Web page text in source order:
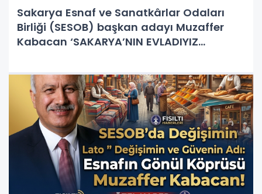
Sakarya Esnaf ve Sanatkârlar Odaları
Birliği (SESOB) başkan adayı Muzaffer
Kabacan ‘SAKARYA’NIN EVLADIYIZ